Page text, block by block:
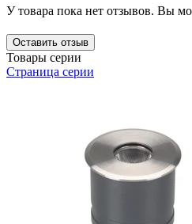
У товара пока нет отзывов. Вы
Оставить отзыв
Товары серии
Страница серии